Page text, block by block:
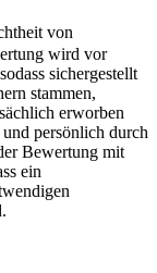
von
wird vor
sichergestellt
stammen,
erworben
persönlich durch
Bewertung mit
ein